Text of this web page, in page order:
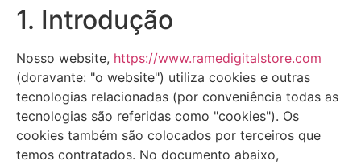
1. Introdução
Nosso website, https://www.ramedigitalstore.com
(doravante: "o website") utiliza cookies e outras
tecnologias relacionadas (por conveniência todas as
tecnologias são referidas como "cookies"). Os
cookies também são colocados por terceiros que
temos contratados. No documento abaixo,